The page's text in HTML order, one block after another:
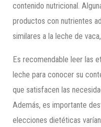
contenido nutricional.
productos con nutrientes
similares a la leche de
Es recomendable leer las
leche para conocer su
que satisfacen las
Además, es importante
elecciones dietéticas